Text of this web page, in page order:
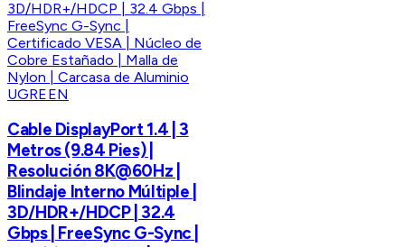
UGREEN
Cable DisplayPort 1.4 | 3
Metros (9.84 Pies) |
Resolución 8K@60Hz |
Blindaje Interno Múltiple |
3D/HDR+/HDCP | 32.4
Gbps | FreeSync G-Sync |